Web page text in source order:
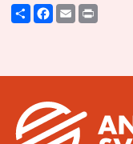
ShareFacebook
Email